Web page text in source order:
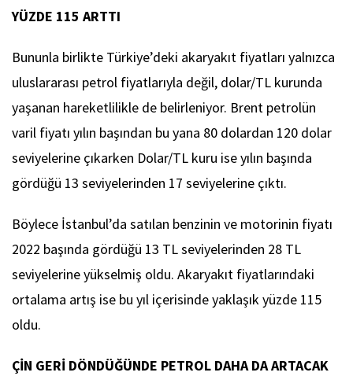
YÜZDE 115 ARTTI
Bununla birlikte Türkiye’deki akaryakıt fiyatları yalnızca
uluslararası petrol fiyatlarıyla değil, dolar/TL kurunda
yaşanan hareketlilikle de belirleniyor. Brent petrolün
varil fiyatı yılın başından bu yana 80 dolardan 120 dolar
seviyelerine çıkarken Dolar/TL kuru ise yılın başında
gördüğü 13 seviyelerinden 17 seviyelerine çıktı.
Böylece İstanbul’da satılan benzinin ve motorinin fiyatı
2022 başında gördüğü 13 TL seviyelerinden 28 TL
seviyelerine yükselmiş oldu. Akaryakıt fiyatlarındaki
ortalama artış ise bu yıl içerisinde yaklaşık yüzde 115
oldu.
ÇİN GERİ DÖNDÜĞÜNDE PETROL DAHA DA ARTACAK